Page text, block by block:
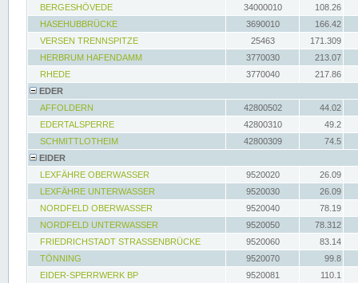
BERGESHÖVEDE
34000010
108.26
HASEHUBBRÜCKE
3690010
166.42
VERSEN TRENNSPITZE
25463
171.309
HERBRUM HAFENDAMM
3770030
213.07
RHEDE
3770040
217.86
EDER
AFFOLDERN
42800502
44.02
EDERTALSPERRE
42800310
49.2
SCHMITTLOTHEIM
42800309
74.5
EIDER
LEXFÄHRE OBERWASSER
9520020
26.09
LEXFÄHRE UNTERWASSER
9520030
26.09
NORDFELD OBERWASSER
9520040
78.19
NORDFELD UNTERWASSER
9520050
78.312
FRIEDRICHSTADT STRASSENBRÜCKE
9520060
83.14
TÖNNING
9520070
99.8
EIDER-SPERRWERK BP
9520081
110.1